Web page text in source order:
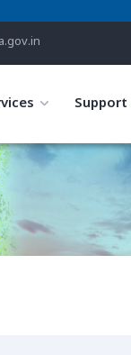
Support